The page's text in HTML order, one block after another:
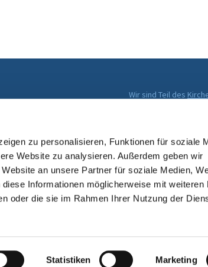
zu personalisieren, Funktionen für soziale
Website zu analysieren. Außerdem geben wir
an unsere Partner für soziale Medien,
Informationen möglicherweise mit weiteren
oder die sie im Rahmen Ihrer Nutzung der
Statistiken Marketing
muelheim.de
Wir sind Teil des
ChurchDesk-Login